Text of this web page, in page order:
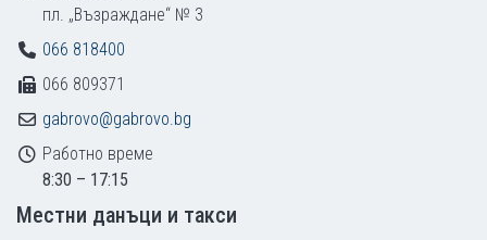
пл. „Възраждане“ № 3
066 818400
066 809371
gabrovo@gabrovo.bg
Работно време
8:30 – 17:15
Местни данъци и такси